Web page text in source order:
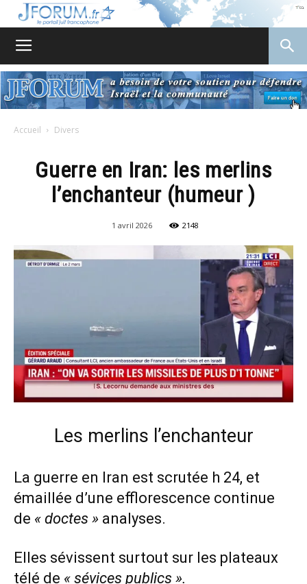
Accueil Divers
Guerre en Iran: les merlins
l’enchanteur (humeur )
1 avril 2026 2148
Les merlins l’enchanteur
La guerre en Iran est scrutée h 24, et
émaillée d’une efflorescence continue
de « doctes » analyses.
Elles sévissent surtout sur les plateaux
télé de « sévices publics ».